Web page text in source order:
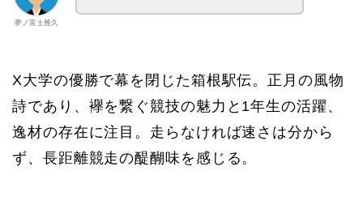
夢ノ富士雅久
X大学の優勝で幕を閉じた箱根駅伝。正月の風物
詩であり、襷を繋ぐ競技の魅力と1年生の活躍、
逸材の存在に注目。走らなければ速さは分から
ず、長距離競走の醍醐味を感じる。